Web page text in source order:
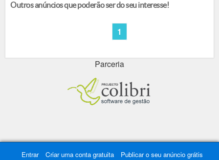
Outros anúncios que poderão ser do seu interesse!
1
Parceria
Entrar Criar uma conta gratuita Publicar o seu anúncio grátis